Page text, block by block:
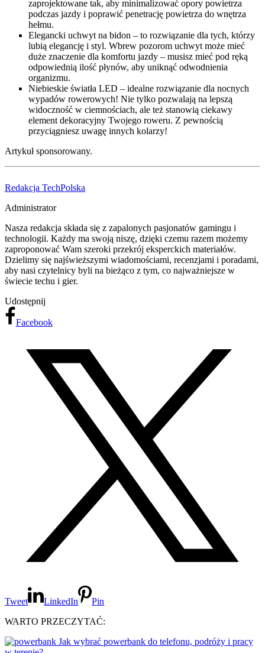
zaprojektowane tak, aby minimalizować opory powietrza
podczas jazdy i poprawić penetrację powietrza do wnętrza
hełmu.
Elegancki uchwyt na bidon – to rozwiązanie dla tych, którzy
lubią elegancję i styl. Wbrew pozorom uchwyt może mieć
duże znaczenie dla komfortu jazdy – musisz mieć pod ręką
odpowiednią ilość płynów, aby uniknąć odwodnienia
organizmu.
Niebieskie światła LED – idealne rozwiązanie dla nocnych
wypadów rowerowych! Nie tylko pozwalają na lepszą
widoczność w ciemnościach, ale też stanowią ciekawy
element dekoracyjny Twojego roweru. Z pewnością
przyciągniesz uwagę innych kolarzy!
Artykuł sponsorowany.
Redakcja TechPolska
Administrator
Nasza redakcja składa się z zapalonych pasjonatów gamingu i
technologii. Każdy ma swoją niszę, dzięki czemu razem możemy
zaproponować Wam szeroki przekrój eksperckich materiałów.
Dzielimy się najświeższymi wiadomościami, recenzjami i poradami,
aby nasi czytelnicy byli na bieżąco z tym, co najważniejsze w
świecie techu i gier.
Udostępnij
Facebook
Tweet LinkedIn
Pin
WARTO PRZECZYTAĆ:
Jak wybrać powerbank do telefonu, podróży i pracy